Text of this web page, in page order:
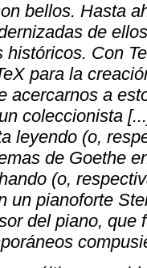
bellos. Hasta
de
Con
para la
acercarnos a
coleccionista
leyendo (o,
de Goethe
(o,
un pianoforte
del piano, que